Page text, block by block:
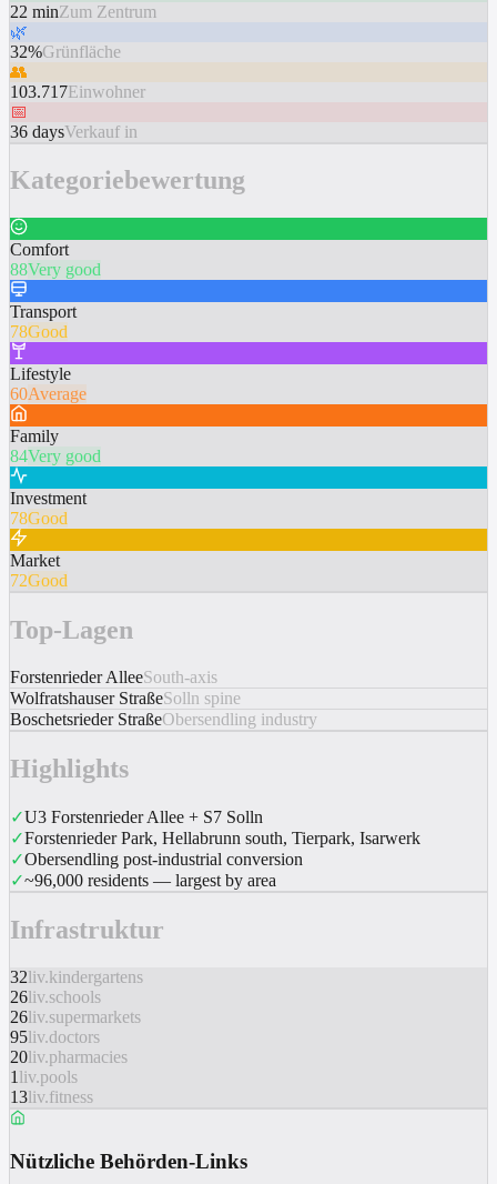
22 minZum Zentrum
🌿
32%Grünfläche
👥
103.717Einwohner
📅
36 daysVerkauf in
Kategoriebewertung
Comfort
88Very good
Transport
78Good
Lifestyle
60Average
Family
84Very good
Investment
78Good
Market
72Good
Top-Lagen
Forstenrieder AlleeSouth-axis
Wolfratshauser StraßeSolln spine
Boschetsrieder StraßeObersendling industry
Highlights
✓U3 Forstenrieder Allee + S7 Solln
✓Forstenrieder Park, Hellabrunn south, Tierpark, Isarwerk
✓Obersendling post-industrial conversion
✓~96,000 residents — largest by area
Infrastruktur
32liv.kindergartens
26liv.schools
26liv.supermarkets
95liv.doctors
20liv.pharmacies
1 liv.pools
13liv.fitness
Nützliche Behörden-Links